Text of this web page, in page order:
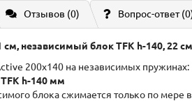
Отзывов (0) Вопрос-ответ
независимый блок TFK h-140, 22
200x140 на независимых пружинах:
h-140 мм
блока сжимается только по мере